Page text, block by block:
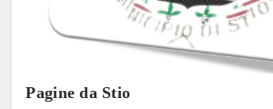
Pagine da Stio